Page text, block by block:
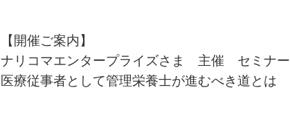
【開催ご案内】
ナリコマエンタープライズさま 主催 セミナー
医療従事者として管理栄養士が進むべき道とは